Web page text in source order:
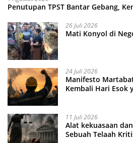
Penutupan TPST Bantar Gebang,
26 Juli 2026
Mati Konyol di
24 Juli 2026
Manifesto
Kembali Hari Esok
11 Juli 2026
Alat kekuasaan
Sebuah Telaah